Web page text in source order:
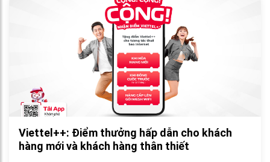
Viettel++: Điểm thưởng hấp dẫn cho khách
hàng mới và khách hàng thân thiết